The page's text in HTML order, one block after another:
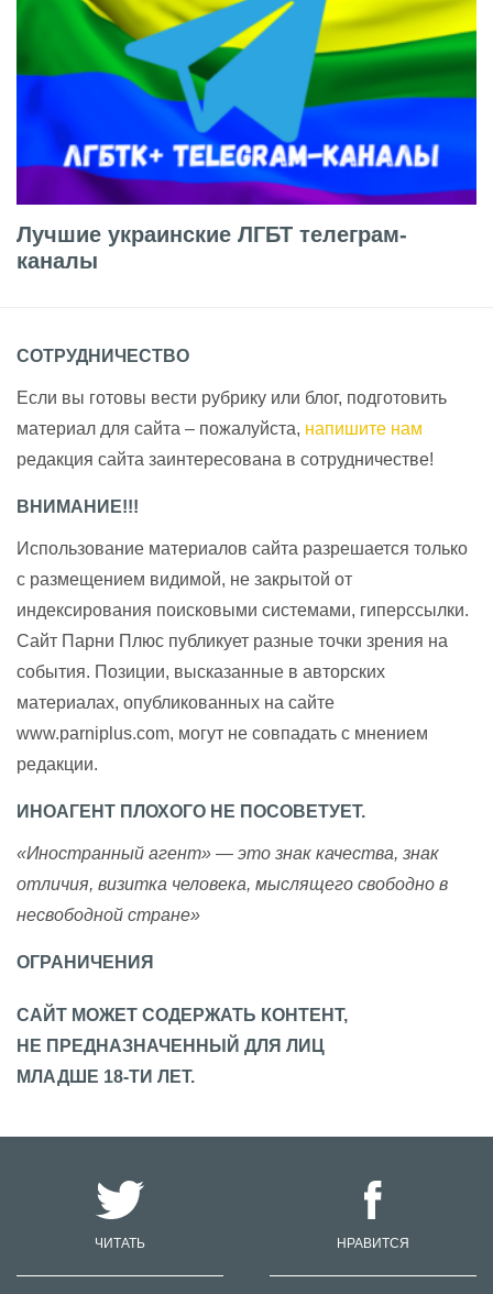
Лучшие украинские ЛГБТ телеграм-
каналы
СОТРУДНИЧЕСТВО
Если вы готовы вести рубрику или блог, подготовить
материал для сайта – пожалуйста, напишите нам
редакция сайта заинтересована в сотрудничестве!
ВНИМАНИЕ!!!
Использование материалов сайта разрешается только
с размещением видимой, не закрытой от
индексирования поисковыми системами, гиперссылки.
Сайт Парни Плюс публикует разные точки зрения на
события. Позиции, высказанные в авторских
материалах, опубликованных на сайте
www.parniplus.com, могут не совпадать с мнением
редакции.
ИНОАГЕНТ ПЛОХОГО НЕ ПОСОВЕТУЕТ.
«Иностранный агент» — это знак качества, знак
отличия, визитка человека, мыслящего свободно в
несвободной стране»
ОГРАНИЧЕНИЯ
САЙТ МОЖЕТ СОДЕРЖАТЬ КОНТЕНТ,
НЕ ПРЕДНАЗНАЧЕННЫЙ ДЛЯ ЛИЦ
МЛАДШЕ 18-ТИ ЛЕТ.
ЧИТАТЬ НРАВИТСЯ